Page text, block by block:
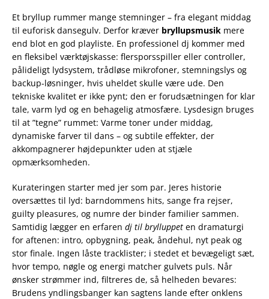
Et bryllup rummer mange stemninger – fra elegant middag
til euforisk dansegulv. Derfor kræver bryllupsmusik mere
end blot en god playliste. En professionel dj kommer med
en fleksibel værktøjskasse: flersporsspiller eller controller,
pålideligt lydsystem, trådløse mikrofoner, stemningslys og
backup-løsninger, hvis uheldet skulle være ude. Den
tekniske kvalitet er ikke pynt; den er forudsætningen for klar
tale, varm lyd og en behagelig atmosfære. Lysdesign bruges
til at ”tegne” rummet: Varme toner under middag,
dynamiske farver til dans – og subtile effekter, der
akkompagnerer højdepunkter uden at stjæle
opmærksomheden.
Kurateringen starter med jer som par. Jeres historie
oversættes til lyd: barndommens hits, sange fra rejser,
guilty pleasures, og numre der binder familier sammen.
Samtidig lægger en erfaren dj til brylluppet en dramaturgi
for aftenen: intro, opbygning, peak, åndehul, nyt peak og
stor finale. Ingen låste tracklister; i stedet et bevægeligt sæt,
hvor tempo, nøgle og energi matcher gulvets puls. Når
ønsker strømmer ind, filtreres de, så helheden bevares:
Brudens yndlingsbanger kan sagtens lande efter onklens